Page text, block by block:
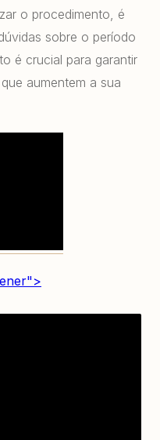
o procedimento, é
sobre o período
é crucial para garantir
aumentem a sua